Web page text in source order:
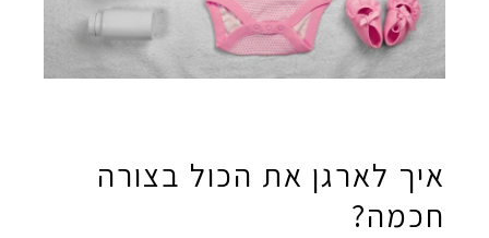
איך לארגן את הכול בצורה
חכמה?